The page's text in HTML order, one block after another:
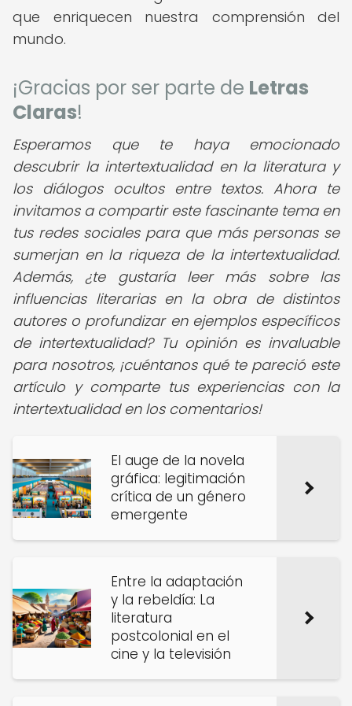
que enriquecen nuestra comprensión del
mundo.
¡Gracias por ser parte de Letras
Claras!
Esperamos que te haya emocionado
descubrir la intertextualidad en la literatura y
los diálogos ocultos entre textos. Ahora te
invitamos a compartir este fascinante tema en
tus redes sociales para que más personas se
sumerjan en la riqueza de la intertextualidad.
Además, ¿te gustaría leer más sobre las
influencias literarias en la obra de distintos
autores o profundizar en ejemplos específicos
de intertextualidad? Tu opinión es invaluable
para nosotros, ¡cuéntanos qué te pareció este
artículo y comparte tus experiencias con la
intertextualidad en los comentarios!
El auge de la novela
gráfica: legitimación
crítica de un género
emergente
Entre la adaptación
y la rebeldía: La
literatura
postcolonial en el
cine y la televisión